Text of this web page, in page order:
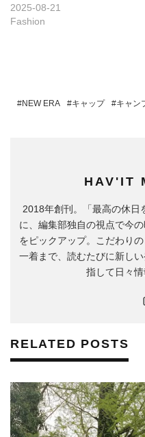
2025-08-21
Fashion
NEW ERA キャップ キャン
HAV'IT
2018年創刊。「最高の休日
に、編集部独自の視点で今
をピックアップ。こだわり
一着まで、読むたびに新し
指して日々情
RELATED POSTS